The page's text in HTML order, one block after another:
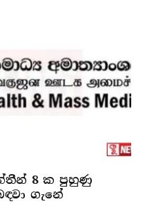
8 ක පුහුණු
ගැනේ